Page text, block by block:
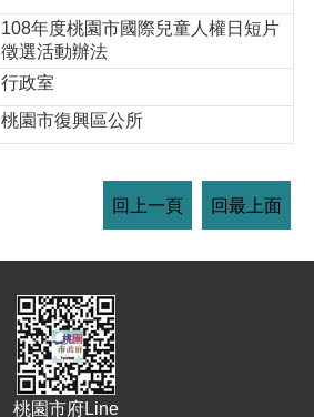
108年度桃園市國際兒童人權日短片
徵選活動辦法
行政室
桃園市復興區公所
回上一頁 回最上面
桃園市府Line